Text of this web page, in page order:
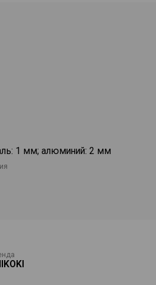
1 мм; алюминий: 2 мм